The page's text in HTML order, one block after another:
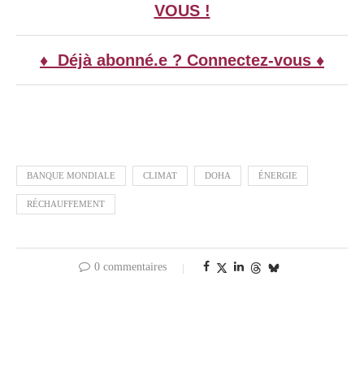
VOUS !
♦ Déjà abonné.e ? Connectez-vous ♦
BANQUE MONDIALE CLIMAT DOHA ÉNERGIE
RÉCHAUFFEMENT
0 commentaires